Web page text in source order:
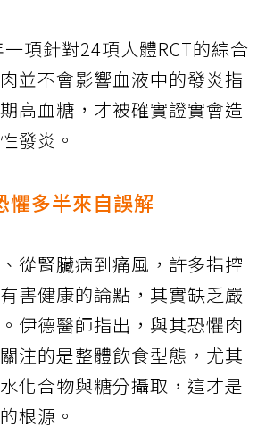
項針對24項人體RCT的綜合
並不會影響血液中的發炎指
高血糖，才被確實證實會造
發炎。
懼多半來自誤解
從腎臟病到痛風，許多指控
害健康的論點，其實缺乏嚴
伊德醫師指出，與其恐懼肉
注的是整體飲食型態，尤其
化合物與糖分攝取，這才是
根源。